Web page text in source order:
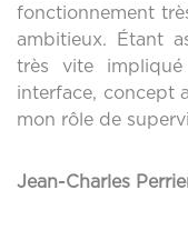
fonctionnement
ambitieux. Étant
très vite impliqué
interface, concept
mon rôle de
Jean-Charles